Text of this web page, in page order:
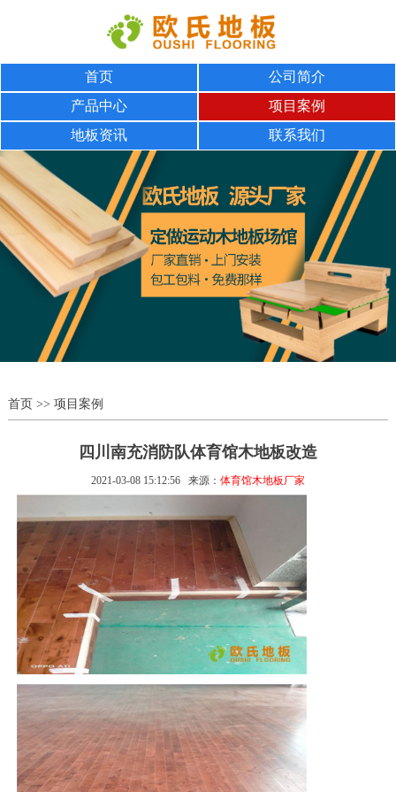
首页
公司简介
产品中心
项目案例
地板资讯
联系我们
首页>> 项目案例
四川南充消防队体育馆木地板改造
2021-03-08 15:12:56 来源： 体育馆木地板厂家